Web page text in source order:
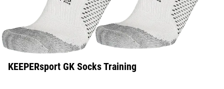
KEEPERsport GK Socks Training